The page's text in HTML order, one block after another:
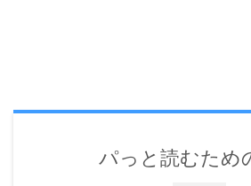
パっと読むため